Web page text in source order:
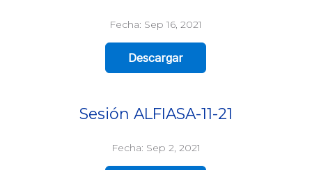
Fecha: Sep 16, 2021
Descargar
Sesión ALFIASA-11-21
Fecha: Sep 2, 2021